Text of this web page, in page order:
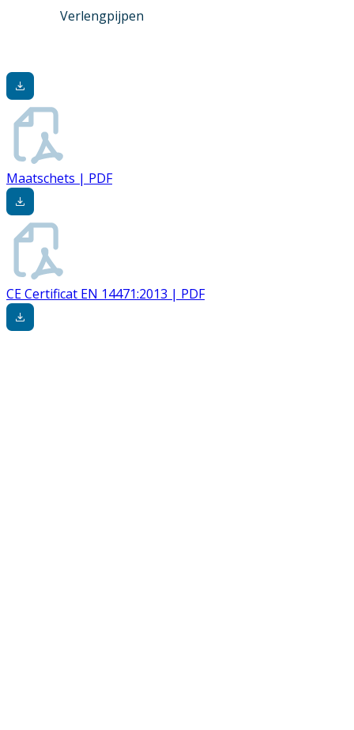
Verlengpijpen
Maatschets | PDF
CE Certificat EN 14471:2013 | PDF